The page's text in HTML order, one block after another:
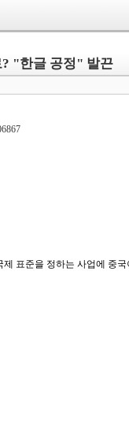
? "한글 공정" 발끈
표준을 정하는 사업에 중